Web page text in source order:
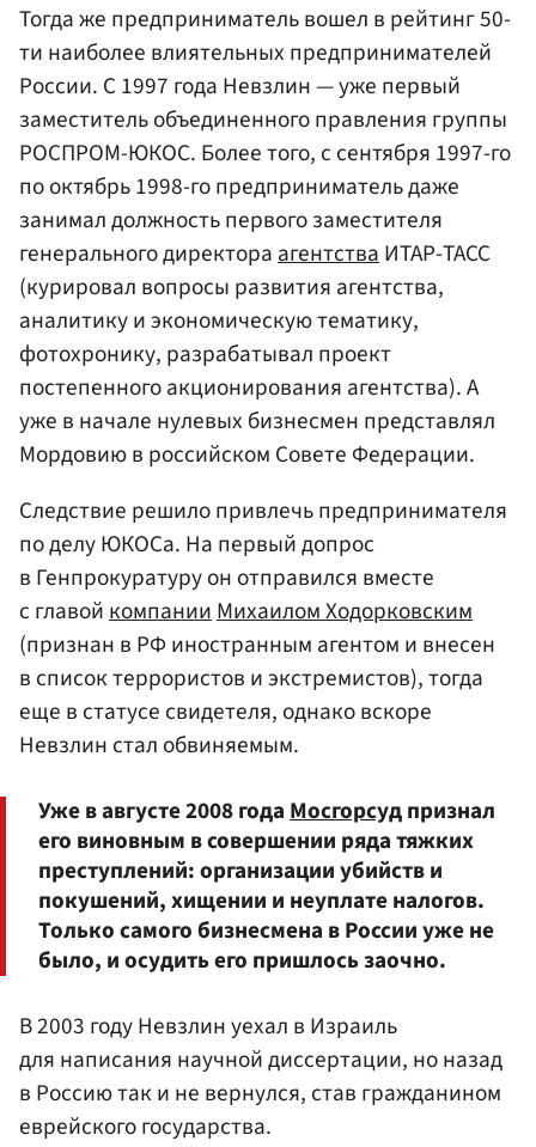
Тогда же предприниматель вошел в рейтинг 50-
ти наиболее влиятельных предпринимателей
России. С 1997 года Невзлин — уже первый
заместитель объединенного правления группы
РОСПРОМ-ЮКОС. Более того, с сентября 1997-го
по октябрь 1998-го предприниматель даже
занимал должность первого заместителя
генерального директораагентстваИТАР-ТАСС
(курировал вопросы развития агентства,
аналитику и экономическую тематику,
фотохронику, разрабатывал проект
постепенного акционирования агентства). А
уже в начале нулевых бизнесмен представлял
Мордовию в российском Совете Федерации.
Следствие решило привлечь предпринимателя
по делу ЮКОСа. На первый допрос
в Генпрокуратуру он отправился вместе
с главойкомпанииМихаилом Ходорковским
(признан в РФ иностранным агентом и внесен
в список террористов и экстремистов), тогда
еще в статусе свидетеля, однако вскоре
Невзлин стал обвиняемым.
Уже в августе 2008 годаМосгорсудпризнал
его виновным в совершении ряда тяжких
преступлений: организации убийств и
покушений, хищении и неуплате налогов.
Только самого бизнесмена в России уже не
было, и осудить его пришлось заочно.
В 2003 году Невзлин уехал в Израиль
для написания научной диссертации, но назад
в Россию так и не вернулся, став гражданином
еврейского государства.